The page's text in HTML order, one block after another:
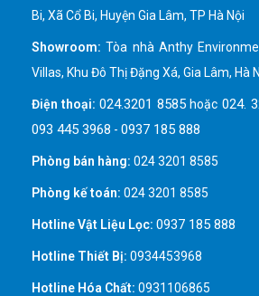
Bi, Xã Cổ Bi, Huyện Gia Lâm, TP Hà Nội
Showroom: Tòa nhà Anthy
Villas, Khu Đô Thị Đặng Xá, Gia Lâm, Hà
Điện thoại: 024.3201 8585 hoặc 024.
093 445 3968 - 0937 185 888
Phòng bán hàng: 024 3201 8585
Phòng kế toán: 024 3201 8585
Hotline Vật Liệu Lọc: 0937 185 888
Hotline Thiết Bị: 0934453968
Hotline Hóa Chất: 0931106865